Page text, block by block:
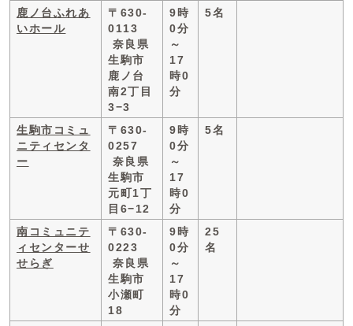
鹿ノ台ふれあ
いホール
〒630-
0113
奈良県
生駒市
鹿ノ台
南2丁目
3−3
9時
0分
～
17
時0
分
5名
生駒市コミュ
ニティセンタ
ー
〒630-
0257
奈良県
生駒市
元町1丁
目6−12
9時
0分
～
17
時0
分
5名
南コミュニテ
ィセンターせ
せらぎ
〒630-
0223
奈良県
生駒市
小瀬町
18
9時
0分
～
17
時0
分
25
名